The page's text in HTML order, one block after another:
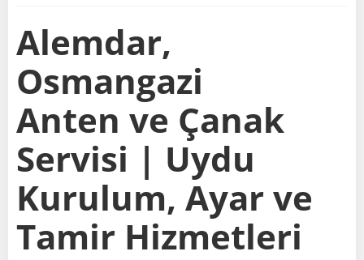
Alemdar,
Osmangazi
Anten ve Çanak
Servisi | Uydu
Kurulum, Ayar ve
Tamir Hizmetleri